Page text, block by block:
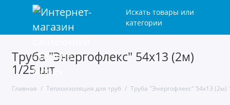
Искать товары или
категории
Труба "Энергофлекс" 54х13 (2м)
1/25 шт
Главная Теплоизоляция для труб Труба "Энергофлекс" 54х13 (2м)